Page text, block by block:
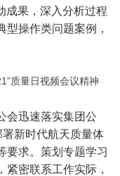
成果，深入分析过程
型操作类问题案例，
质量日视频会议精神
会迅速落实集团公
署新时代航天质量体
要求。策划专题学习
密联系工作实际，